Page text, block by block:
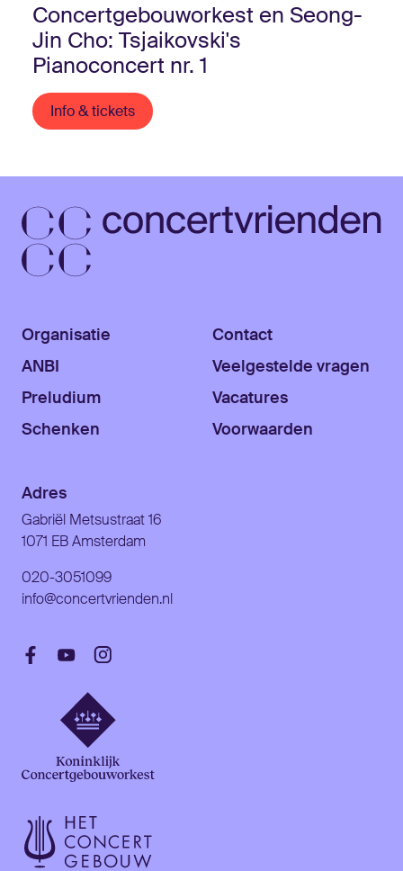
Concertgebouworkest en Seong-
Jin Cho: Tsjaikovski's
Pianoconcert nr. 1
Info & tickets
Organisatie
ANBI
Preludium
Schenken
Contact
Veelgestelde vragen
Vacatures
Voorwaarden
Adres
Gabriël Metsustraat 16
1071 EB Amsterdam
020-3051099
info@concertvrienden.nl